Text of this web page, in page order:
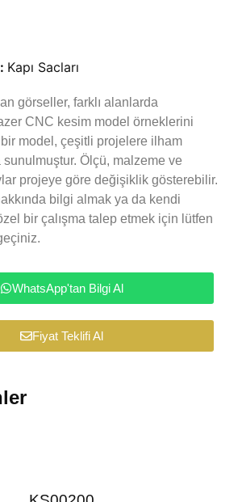
Kapı Sacları
görseller, farklı alanlarda
CNC kesim model örneklerini
model, çeşitli projelere ilham
sunulmuştur. Ölçü, malzeme ve
projeye göre değişiklik gösterebilir.
bilgi almak ya da kendi
bir çalışma talep etmek için lütfen
WhatsApp'tan Bilgi Al
Fiyat Teklifi Al